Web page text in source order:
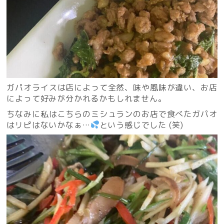
ガパオライスは店によって全然、味や風味が違い、お店
によって好みが分かれるかもしれません。
ちなみに私はこちらのミシュランのお店で食べたガパオ
はリピはないかなぁ…
という感じでした (笑)